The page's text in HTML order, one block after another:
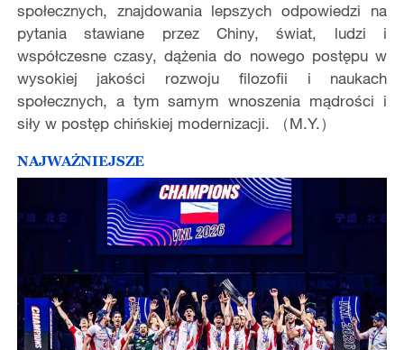
społecznych, znajdowania lepszych odpowiedzi na
pytania stawiane przez Chiny, świat, ludzi i
współczesne czasy, dążenia do nowego postępu w
wysokiej jakości rozwoju filozofii i naukach
społecznych, a tym samym wnoszenia mądrości i
siły w postęp chińskiej modernizacji. （M.Y.）
NAJWAŻNIEJSZE